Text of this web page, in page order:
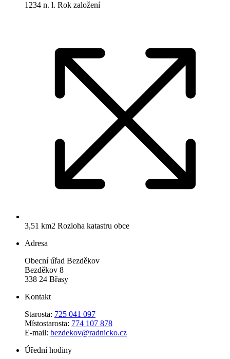
1234 n. l. Rok založení
3,51 km2 Rozloha katastru obce
Adresa
Obecní úřad Bezděkov
Bezděkov 8
338 24 Břasy
Kontakt
Starosta: 725 041 097
Místostarosta: 774 107 878
E-mail: bezdekov@radnicko.cz
Úřední hodiny